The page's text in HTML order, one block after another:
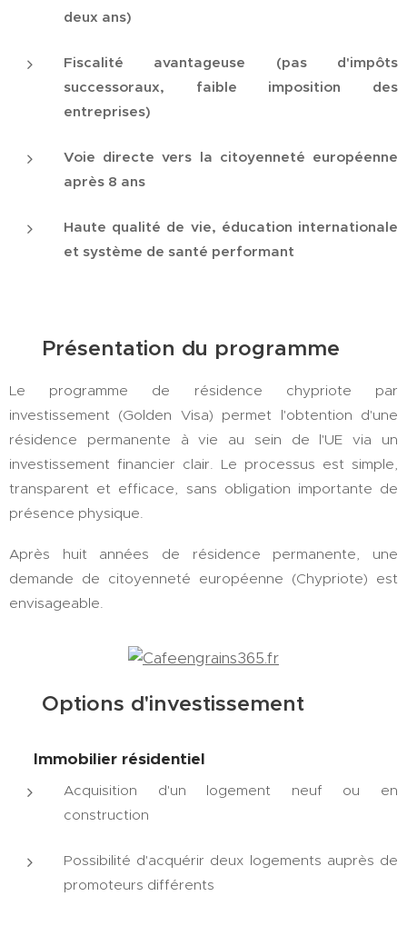
deux ans)
Fiscalité avantageuse (pas d'impôts
successoraux, faible imposition des
entreprises)
Voie directe vers la citoyenneté européenne
après 8 ans
Haute qualité de vie, éducation internationale
et système de santé performant
🛂 Présentation du programme
Le programme de résidence chypriote par
investissement (Golden Visa) permet l'obtention d'une
résidence permanente à vie au sein de l'UE via un
investissement financier clair. Le processus est simple,
transparent et efficace, sans obligation importante de
présence physique.
Après huit années de résidence permanente, une
demande de citoyenneté européenne (Chypriote) est
envisageable.
💰 Options d'investissement
🏠 Immobilier résidentiel
Acquisition d'un logement neuf ou en
construction
Possibilité d'acquérir deux logements auprès de
promoteurs différents